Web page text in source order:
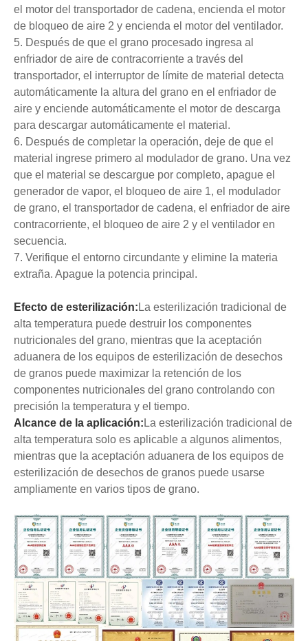
el motor del transportador de cadena, encienda el motor
de bloqueo de aire 2 y encienda el motor del ventilador.
5. Después de que el grano procesado ingresa al
enfriador de aire de contracorriente a través del
transportador, el interruptor de límite de material detecta
automáticamente la altura del grano en el enfriador de
aire y enciende automáticamente el motor de descarga
para descargar automáticamente el material.
6. Después de completar la operación, deje de que el
material ingrese primero al modulador de grano. Una vez
que el material se descargue por completo, apague el
generador de vapor, el bloqueo de aire 1, el modulador
de grano, el transportador de cadena, el enfriador de aire
contracorriente, el bloqueo de aire 2 y el ventilador en
secuencia.
7. Verifique el entorno circundante y elimine la materia
extraña. Apague la potencia principal.
Efecto de esterilización: La esterilización tradicional de
alta temperatura puede destruir los componentes
nutricionales del grano, mientras que la aceptación
aduanera de los equipos de esterilización de desechos
de granos puede maximizar la retención de los
componentes nutricionales del grano controlando con
precisión la temperatura y el tiempo.
Alcance de la aplicación: La esterilización tradicional de
alta temperatura solo es aplicable a algunos alimentos,
mientras que la aceptación aduanera de los equipos de
esterilización de desechos de granos puede usarse
ampliamente en varios tipos de grano.